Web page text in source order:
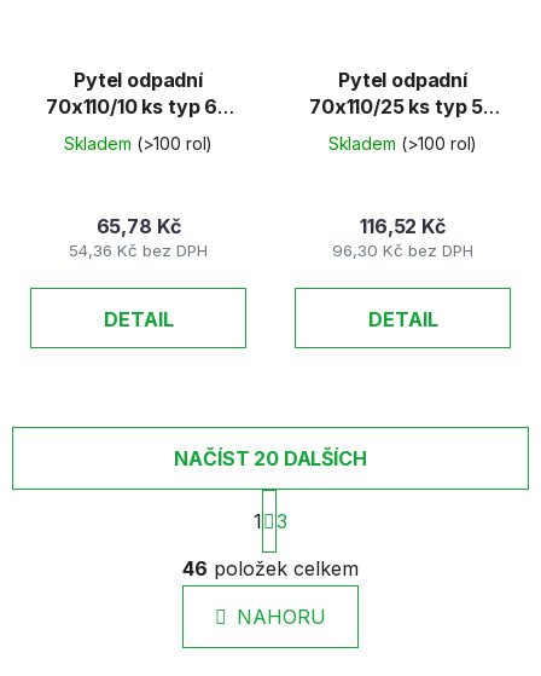
Pytel odpadní
70x110/10 ks typ 60
zatahovací
Skladem (>100 rol)
54,36 Kč bez DPH
65,78 Kč
DETAIL
Pytel odpadní
70x110/25 ks typ 50
modrý
Skladem (>100 rol)
96,30 Kč bez DPH
116,52 Kč
DETAIL
O
v
l
á
d
NAČÍST 20 DALŠÍCH
t
r
á
n
k
1
3
46 položek celkem
NAHORU